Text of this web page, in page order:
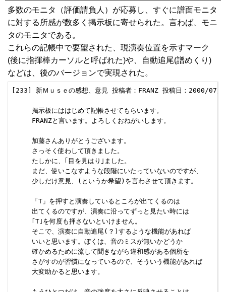
多数のモニタ（評価請負人）が応募し、すぐに譜面モニタ
に対する所感が数多く掲示板に寄せられた。言わば、モニ
タのモニタである。
これらの記帳中で要望された、現演奏位置を示すマーク
(後に指揮棒カーソルと呼ばれた)や、自動追尾(譜めくり)
などは、後のバージョンで実現された。
[233] 新Ｍｕｓｅの感想、意見 投稿者：FRANZ 投稿日：2000/
     掲示板にははじめて記帳させてもらいます。
     FRANZと言います。よろしくおねがいします。
     加藤さんありがとうございます。
     さっそく使わして頂きました。
     たしかに、｢目を見はり｣ました。
     まだ、使いこなすような段階にいたっていないのですが、
     少しだけ意見、(というか希望)を言わさせて頂きます。
     「T」を押すと演奏しているところが出てくるのは
     出てくるのですが、演奏に沿ってずっと見たい時には
     ｢T｣を何度も押さないといけません。
     そこで、演奏に自動追尾(？)するような機能があれば
     いいと思います。ぼくは、音のミスが無いかどうか
     確かめるために流して聞きながら違和感がある個所を
     さがすのが習慣になっているので、そういう機能があれば
     大変助かると思います。